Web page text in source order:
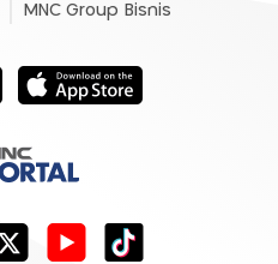
MNC Group Bisnis